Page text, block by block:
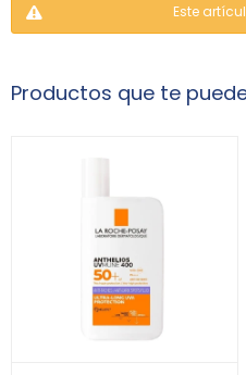
Este
Productos que te